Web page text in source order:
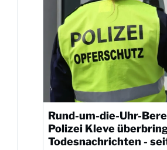
Rund-um-die-Uhr-
Polizei Kleve
Todesnachrichten -